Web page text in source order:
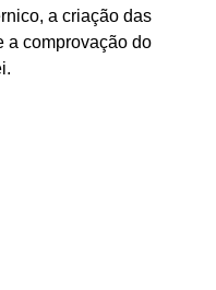
a criação das
a comprovação do